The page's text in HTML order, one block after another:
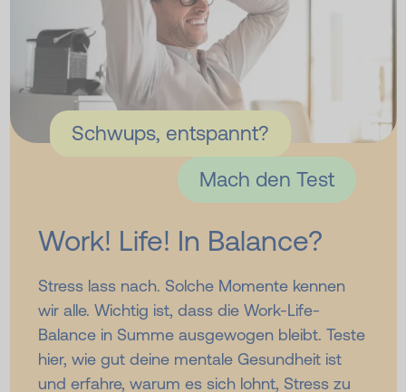
Schwups, entspannt?
Mach den Test
Work! Life! In Balance?
Stress lass nach. Solche Momente kennen
wir alle. Wichtig ist, dass die Work-Life-
Balance in Summe ausgewogen bleibt. Teste
hier, wie gut deine mentale Gesundheit ist
und erfahre, warum es sich lohnt, Stress zu